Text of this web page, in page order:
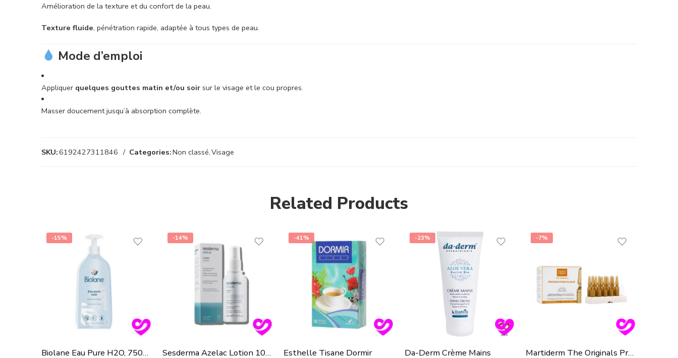
Amélioration de la texture et du confort de la peau.
Texture fluide, pénétration rapide, adaptée à tous types de peau.
Mode d’emploi
Appliquer quelques gouttes matin et/ou soir sur le visage et le cou propres.
Masser doucement jusqu’à absorption complète.
SKU:6192427311846 Categories:Non classé,Visage
Related Products
-15%
Biolane Eau Pure H2O, 750ml
-14%
Sesderma Azelac Lotion 100Ml
-41%
Esthelle Tisane Dormir
-23%
Da-Derm Crème Mains
-7%
Martiderm The Originals Proteos Hydra Plus Sp Peaux Normales-Mixtes 10 Ampoules